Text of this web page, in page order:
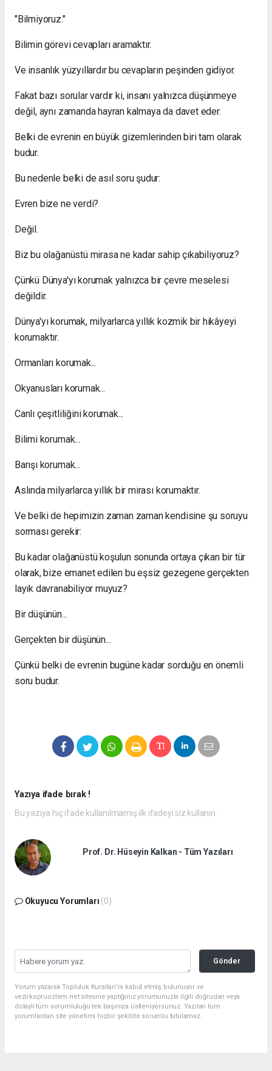
"Bilmiyoruz."
Bilimin görevi cevapları aramaktır.
Ve insanlık yüzyıllardır bu cevapların peşinden gidiyor.
Fakat bazı sorular vardır ki, insanı yalnızca düşünmeye
değil, aynı zamanda hayran kalmaya da davet eder.
Belki de evrenin en büyük gizemlerinden biri tam olarak
budur.
Bu nedenle belki de asıl soru şudur:
Evren bize ne verdi?
Değil.
Biz bu olağanüstü mirasa ne kadar sahip çıkabiliyoruz?
Çünkü Dünya'yı korumak yalnızca bir çevre meselesi
değildir.
Dünya'yı korumak, milyarlarca yıllık kozmik bir hikâyeyi
korumaktır.
Ormanları korumak...
Okyanusları korumak...
Canlı çeşitliliğini korumak...
Bilimi korumak...
Barışı korumak...
Aslında milyarlarca yıllık bir mirası korumaktır.
Ve belki de hepimizin zaman zaman kendisine şu soruyu
sorması gerekir:
Bu kadar olağanüstü koşulun sonunda ortaya çıkan bir tür
olarak, bize emanet edilen bu eşsiz gezegene gerçekten
layık davranabiliyor muyuz?
Bir düşünün...
Gerçekten bir düşünün...
Çünkü belki de evrenin bugüne kadar sorduğu en önemli
soru budur.
Yazıya ifade bırak !
Bu yazıya hiç ifade kullanılmamış ilk ifadeyi siz kullanın.
Prof. Dr. Hüseyin Kalkan - Tüm Yazıları
Okuyucu Yorumları (0)
Gönder
Yorum yazarak Topluluk Kuralları’nı kabul etmiş bulunuyor ve
vezirkopruozlem.net sitesine yaptığınız yorumunuzla ilgili doğrudan veya
dolaylı tüm sorumluluğu tek başınıza üstleniyorsunuz. Yazılan tüm
yorumlardan site yönetimi hiçbir şekilde sorumlu tutulamaz.